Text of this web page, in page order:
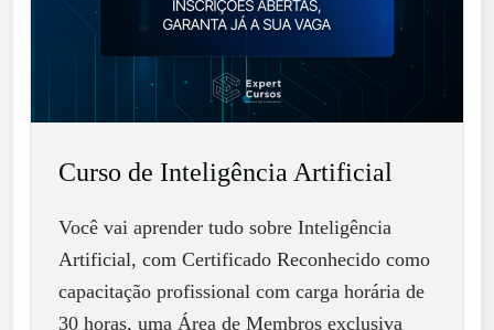
Curso de Inteligência Artificial
Você vai aprender tudo sobre Inteligência
Artificial, com Certificado Reconhecido como
capacitação profissional com carga horária de
30 horas, uma Área de Membros exclusiva